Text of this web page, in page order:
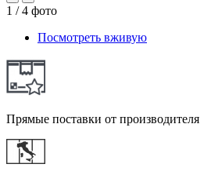
1 / 4 фото
Посмотреть вживую
Прямые поставки от производителя